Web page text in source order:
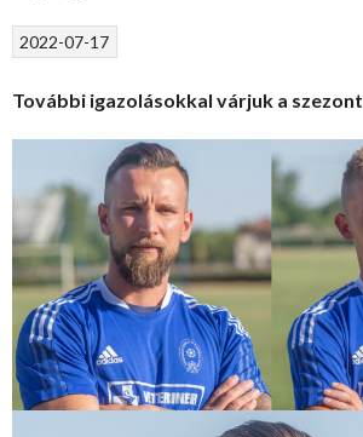
2022-07-17
További igazolásokkal várjuk a szezont.